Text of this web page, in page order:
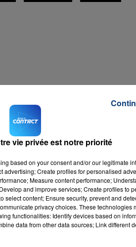
DU WEEK-END
vie privée est notre priorité
based on your consent and/or our legitimate
Create profiles for personalised
Measure content performance;
and improve services; Create profiles to
content; Ensure security, prevent and
privacy choices. These technologies
functionalities: Identify devices based on
data from other data sources; Link different